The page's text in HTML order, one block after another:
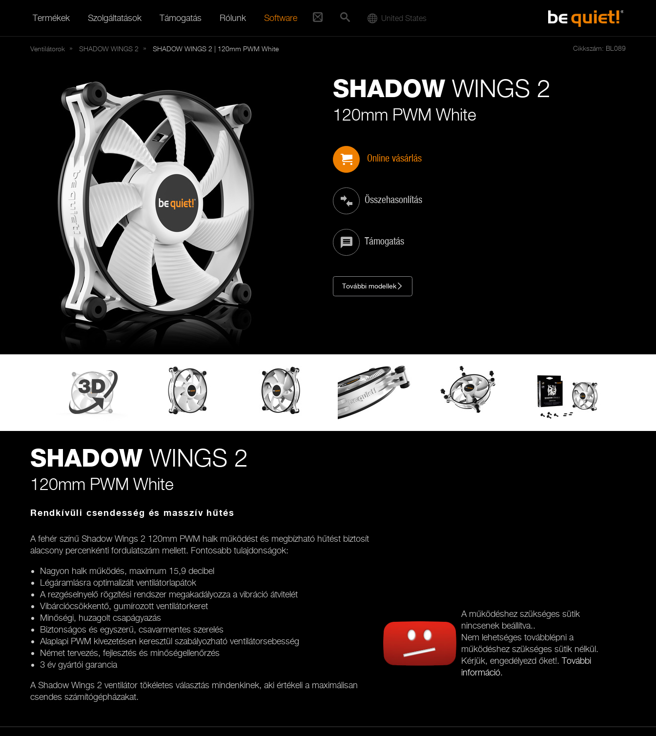
Termékek Szolgáltatások Támogatás Rólunk Software United States
Ventilátorok SHADOW WINGS 2 SHADOW WINGS 2 | 120mm PWM White Cikkszám: BL089
SHADOW WINGS 2
120mm PWM White
Online vásárlás
Összehasonlítás
Támogatás
További modellek
SHADOW WINGS 2
120mm PWM White
Rendkívüli csendesség és masszív hűtés
A fehér színű Shadow Wings 2 120mm PWM halk működést és megbízható hűtést biztosít
alacsony percenkénti fordulatszám mellett. Fontosabb tulajdonságok:
Nagyon halk működés, maximum 15,9 decibel
Légáramlásra optimalizált ventilátorlapátok
A rezgéselnyelő rögzítési rendszer megakadályozza a vibráció átvitelét
Vibárciócsökkentő, gumírozott ventilátorkeret
Minőségi, huzagolt csapágyazás
Biztonságos és egyszerű, csavarmentes szerelés
Alaplapi PWM kivezetésen keresztül szabályozható ventilátorsebesség
Német tervezés, fejlesztés és minőségellenőrzés
3 év gyártói garancia
A Shadow Wings 2 ventilátor tökéletes választás mindenkinek, aki értékeli a maximálisan
csendes számítógépházakat.
A működéshez szükséges sütik
nincsenek beállítva..
Nem lehetséges továbblépni a
működéshez szükséges sütik nélkül.
Kérjük, engedélyezd őket!.További
információ.